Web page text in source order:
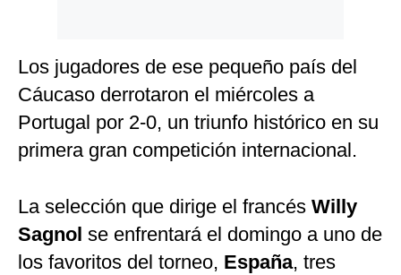
Los jugadores de ese pequeño país del
Cáucaso derrotaron el miércoles a
Portugal por 2-0, un triunfo histórico en su
primera gran competición internacional.
La selección que dirige el francés Willy
Sagnol se enfrentará el domingo a uno de
los favoritos del torneo, España, tres